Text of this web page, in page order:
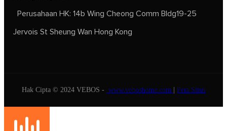
Perusahaan HK: 14b Wing Cheong Comm Bldg19-25
Jervois St Sheung Wan Hong Kong
Hak Cipta © 2024 VEBOS - www.veboshome.com Peta Situs